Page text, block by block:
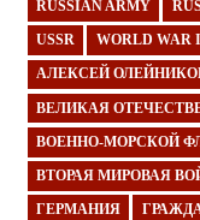
RUSSIAN ARMY
USSR WORLD WAR I
АЛЕКСЕЙ
ВЕЛИКАЯ
ВОЕННО-МОРСКОЙ
ВТОРАЯ МИРОВАЯ
ГЕРМАНИЯ